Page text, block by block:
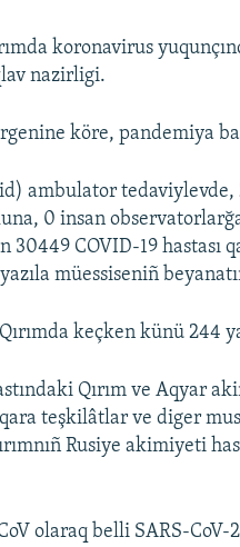
koronavirus
nazirligi.
köre, pandemiya
ambulator
0 insan
30449 COVID-19
müessiseniñ
keçken künü 244
Qırım ve Aqyar
teşkilâtlar ve diger
Rusiye akimiyeti
olaraq belli SARS-CoV-